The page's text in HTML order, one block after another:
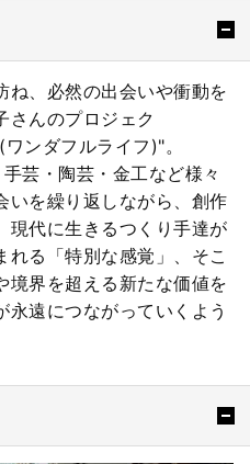
ね、必然の出会いや衝動を
さんのプロジェク
ンダフルライフ)"。
芸・陶芸・金工など様々
いを繰り返しながら、創作
現代に生きるつくり手達が
る「特別な感覚」、そこ
境界を超える新たな価値を
遠につながっていくよう